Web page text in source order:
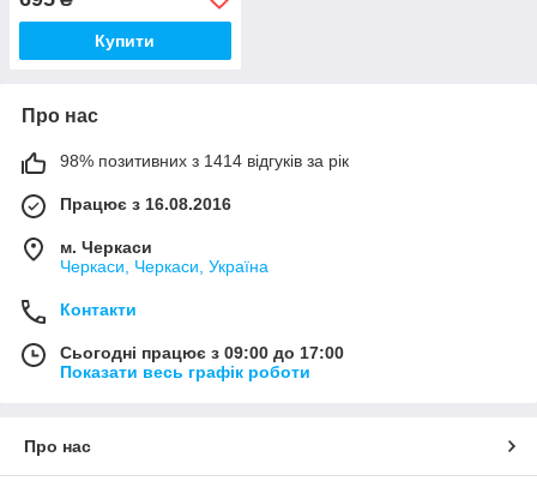
12S4E01, L12L4A02,
Купити
Про нас
98% позитивних з 1414 відгуків за рік
Працює з 16.08.2016
м. Черкаси
Черкаси, Черкаси, Україна
Контакти
Сьогодні працює з 09:00 до 17:00
Показати весь графік роботи
Про нас